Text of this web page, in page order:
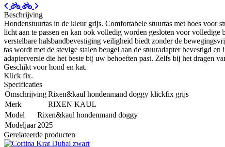
Beschrijving
Hondenstuurtas in de kleur grijs. Comfortabele stuurtas met hoes voor
licht aan te passen en kan ook volledig worden gesloten voor
verstelbare halsbandbevestiging veiligheid biedt zonder de
tas wordt met de stevige stalen beugel aan de stuuradapter bevestigd
adapterversie die het beste bij uw behoeften past. Zelfs bij het dragen
Geschikt voor hond en kat.
Klick fix.
Specificaties
OmschrijvingRixen&kaul hondenmand doggy klickfix grijs
Merk
RIXEN KAUL
Model
Rixen&kaul hondenmand doggy
Modeljaar 2025
Gerelateerde producten